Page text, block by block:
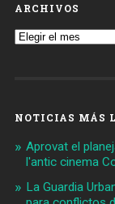
ARCHIVOS
Archivos
NOTICIAS MÁS
Aprovat el
l'antic cinema
La Guardia